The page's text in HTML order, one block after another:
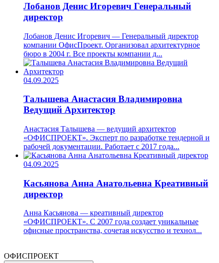
Лобанов Денис Игоревич Генеральный
директор
Лобанов Денис Игоревич — Генеральный директор
компании ОфисПроект. Организовал архитектурное
бюро в 2004 г. Все проекты компании д...
04.09.2025
Талышева Анастасия Владимировна
Ведущий Архитектор
Анастасия Талышева — ведущий архитектор
«ОФИСПРОЕКТ». Эксперт по разработке тендерной и
рабочей документации. Работает с 2017 года...
04.09.2025
Касьянова Анна Анатольевна Креативный
директор
Анна Касьянова — креативный директор
«ОФИСПРОЕКТ». С 2007 года создает уникальные
офисные пространства, сочетая искусство и технол...
ОФИСПРОЕКТ